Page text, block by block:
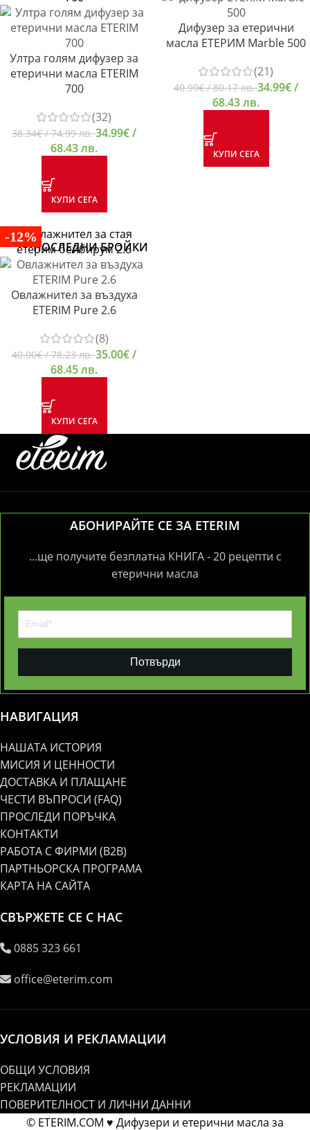
Ултра голям дифузер за
етерични масла ETERIM
700
(32)
38.34€/ 74.99 лв.34.99€/
68.43 лв.
КУПИ СЕГА
Дифузер за етерични
масла ЕТЕРИМ Marble 500
(21)
40.99€/ 80.17 лв.34.99€/
68.43 лв.
КУПИ СЕГА
-12%
ПОСЛЕДНИ БРОЙКИ
Овлажнител за въздуха
ETERIM Pure 2.6
(8)
40.00€/ 78.23 лв.35.00€/
68.45 лв.
КУПИ СЕГА
АБОНИРАЙТЕ СЕ ЗА ETERIM
...ще получите безплатна КНИГА - 20 рецепти с
етерични масла
Потвърди
НАВИГАЦИЯ
НАШАТА ИСТОРИЯ
МИСИЯ И ЦЕННОСТИ
ДОСТАВКА И ПЛАЩАНЕ
ЧЕСТИ ВЪПРОСИ (FAQ)
ПРОСЛЕДИ ПОРЪЧКА
КОНТАКТИ
РАБОТА С ФИРМИ (B2B)
ПАРТНЬОРСКА ПРОГРАМА
КАРТА НА САЙТА
СВЪРЖЕТЕ СЕ С НАС
0885 323 661
office@eterim.com
УСЛОВИЯ И РЕКЛАМАЦИИ
ОБЩИ УСЛОВИЯ
РЕКЛАМАЦИИ
ПОВЕРИТЕЛНОСТ И ЛИЧНИ ДАННИ
© ETERIM.COM ♥ Дифузери и етерични масла за